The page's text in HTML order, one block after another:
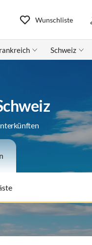
Wunschliste
Schweiz